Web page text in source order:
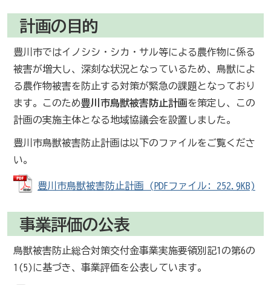
計画の目的
豊川市ではイノシシ・シカ・サル等による農作物に係る
被害が増大し、深刻な状況となっているため、鳥獣によ
る農作物被害を防止する対策が緊急の課題となっており
ます。このため豊川市鳥獣被害防止計画を策定し、この
計画の実施主体となる地域協議会を設置しました。
豊川市鳥獣被害防止計画は以下のファイルをご覧くださ
い。
豊川市鳥獣被害防止計画 (PDFファイル: 252.9KB)
事業評価の公表
鳥獣被害防止総合対策交付金事業実施要領別記1の第6の
1(5)に基づき、事業評価を公表しています。